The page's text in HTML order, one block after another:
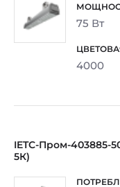
75 Вт
4000
IETC-Пром-403885-
5К)